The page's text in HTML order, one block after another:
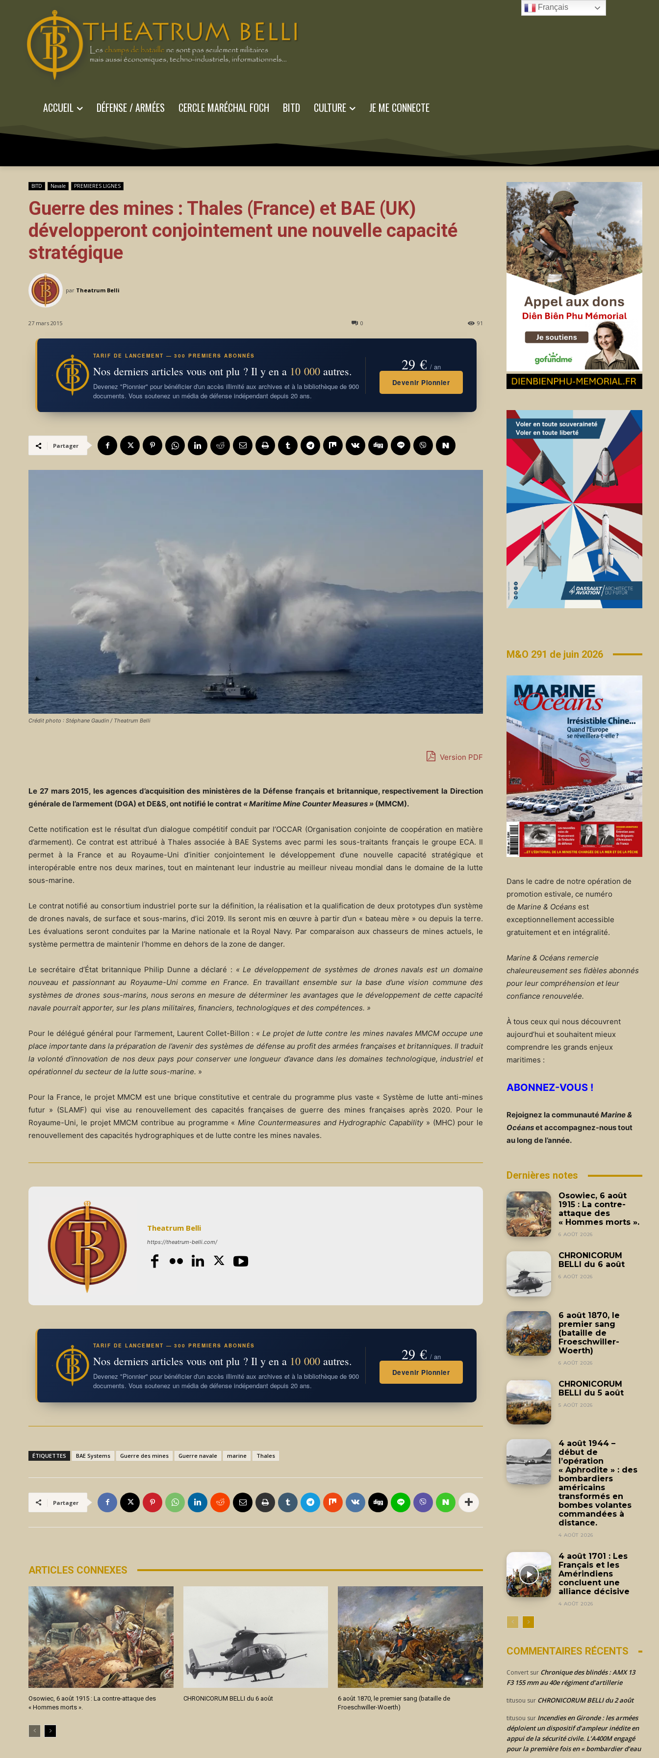
ACCUEIL DÉFENSE / ARMÉES CERCLE MARÉCHAL FOCH BITD CULTURE JE ME CONNECTE
BITD Navale PREMIERES LIGNES
Guerre des mines : Thales (France) et BAE (UK)
développeront conjointement une nouvelle capacité
stratégique
par Theatrum Belli
27 mars 2015 0 91
TARIF DE LANCEMENT — 300 PREMIERS ABONNÉS
Nos derniers articles vous ont plu ? Il y en a 10 000autres.
Devenez "Pionnier" pour bénéficier d'un accès illimité aux archives et à la bibliothèque de 900
documents. Vous soutenez un média de défense indépendant depuis 20 ans.
29 € / an
Devenir Pionnier
Partager
Crédit photo : Stéphane Gaudin / Theatrum Belli
Version PDF
Le 27 mars 2015, les agences d’acquisition des ministères de la Défense français et britannique, respectivement la Direction
générale de l’armement (DGA) et DE&S, ont notifié le contrat « Maritime Mine Counter Measures » (MMCM).
Cette notification est le résultat d’un dialogue compétitif conduit par l’OCCAR (Organisation conjointe de coopération en matière
d’armement). Ce contrat est attribué à Thales associée à BAE Systems avec parmi les sous-traitants français le groupe ECA. Il
permet à la France et au Royaume-Uni d’initier conjointement le développement d’une nouvelle capacité stratégique et
interopérable entre nos deux marines, tout en maintenant leur industrie au meilleur niveau mondial dans le domaine de la lutte
sous-marine.
Le contrat notifié au consortium industriel porte sur la définition, la réalisation et la qualification de deux prototypes d’un système
de drones navals, de surface et sous-marins, d’ici 2019. Ils seront mis en œuvre à partir d’un « bateau mère » ou depuis la terre.
Les évaluations seront conduites par la Marine nationale et la Royal Navy. Par comparaison aux chasseurs de mines actuels, le
système permettra de maintenir l’homme en dehors de la zone de danger.
Le secrétaire d’État britannique Philip Dunne a déclaré : « Le développement de systèmes de drones navals est un domaine
nouveau et passionnant au Royaume-Uni comme en France. En travaillant ensemble sur la base d’une vision commune des
systèmes de drones sous-marins, nous serons en mesure de déterminer les avantages que le développement de cette capacité
navale pourrait apporter, sur les plans militaires, financiers, technologiques et des compétences. »
Pour le délégué général pour l’armement, Laurent Collet-Billon : « Le projet de lutte contre les mines navales MMCM occupe une
place importante dans la préparation de l’avenir des systèmes de défense au profit des armées françaises et britanniques. Il traduit
la volonté d’innovation de nos deux pays pour conserver une longueur d’avance dans les domaines technologique, industriel et
opérationnel du secteur de la lutte sous-marine. »
Pour la France, le projet MMCM est une brique constitutive et centrale du programme plus vaste « Système de lutte anti-mines
futur » (SLAMF) qui vise au renouvellement des capacités françaises de guerre des mines françaises après 2020. Pour le
Royaume-Uni, le projet MMCM contribue au programme « Mine Countermeasures and Hydrographic Capability» (MHC) pour le
renouvellement des capacités hydrographiques et de lutte contre les mines navales.
Theatrum Belli
https://theatrum-belli.com/
TARIF DE LANCEMENT — 300 PREMIERS ABONNÉS
Nos derniers articles vous ont plu ? Il y en a 10 000autres.
Devenez "Pionnier" pour bénéficier d'un accès illimité aux archives et à la bibliothèque de 900
documents. Vous soutenez un média de défense indépendant depuis 20 ans.
29 € / an
Devenir Pionnier
ÉTIQUETTES BAE Systems Guerre des mines Guerre navale marine Thales
Partager
ARTICLES CONNEXES
Osowiec, 6 août 1915 : La contre-attaque des
« Hommes morts ».
CHRONICORUM BELLI du 6 août
6 août 1870, le premier sang (bataille de
Froeschwiller-Woerth)
M&O 291 de juin 2026
Dans le cadre de notre opération de
promotion estivale, ce numéro
de Marine & Océans est
exceptionnellement accessible
gratuitement et en intégralité.
Marine & Océans remercie
chaleureusement ses fidèles abonnés
pour leur compréhension et leur
confiance renouvelée.
À tous ceux qui nous découvrent
aujourd’hui et souhaitent mieux
comprendre les grands enjeux
maritimes :
ABONNEZ-VOUS !
Rejoignez la communautéMarine &
Océanset accompagnez-nous tout
au long de l’année.
Dernières notes
Osowiec, 6 août
1915 : La contre-
attaque des
« Hommes morts ».
6 AOÛT 2026
CHRONICORUM
BELLI du 6 août
6 AOÛT 2026
6 août 1870, le
premier sang
(bataille de
Froeschwiller-
Woerth)
6 AOÛT 2026
CHRONICORUM
BELLI du 5 août
5 AOÛT 2026
4 août 1944 –
début de
l’opération
« Aphrodite » : des
bombardiers
américains
transformés en
bombes volantes
commandées à
distance.
4 AOÛT 2026
4 août 1701 : Les
Français et les
Amérindiens
concluent une
alliance décisive
4 AOÛT 2026
COMMENTAIRES RÉCENTS
Convert sur Chronique des blindés : AMX 13
F3 155 mm au 40e régiment d’artillerie
titusou sur CHRONICORUM BELLI du 2 août
titusou sur Incendies en Gironde : les armées
déploient un dispositif d’ampleur inédite en
appui de la sécurité civile. L’A400M engagé
pour la première fois en « bombardier d’eau
Français